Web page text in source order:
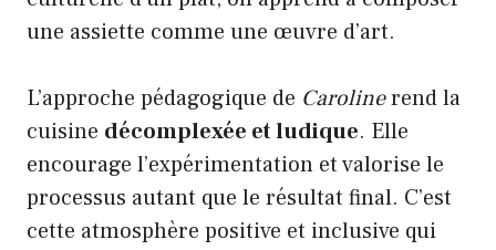
une assiette comme une œuvre d’art.
L’approche pédagogique de Carolinerend la
cuisine décomplexée et ludique. Elle
encourage l’expérimentation et valorise le
processus autant que le résultat final. C’est
cette atmosphère positive et inclusive qui